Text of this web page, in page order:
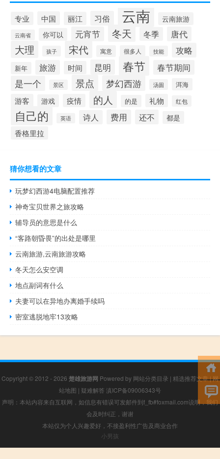
专业 中国 丽江 习俗 云南 云南旅游
云南省 你可以 元宵节 冬天 冬季 唐代
大理 孩子 宋代 寓意 很多人 技能 攻略
新年 旅游 时间 昆明 春节 春节期间
是一个 景区 景点 梦幻西游 汤圆 洱海
游客 游戏 疫情 的人 的是 礼物 红包
自己的 英语 诗人 费用 还不 都是
香格里拉
猜你想看的文章
玩梦幻西游4电脑配置推荐
神奇宝贝世界之旅攻略
辅导员的意思是什么
“客路朝昏畏”的出处是哪里
云南旅游,云南旅游攻略
冬天怎么安空调
地点副词有什么
夫妻可以在异地办离婚手续吗
密室逃脱地牢13攻略
Copyright © 2012 - 2026 楚雄旅游网 Powered by 网站分类目录 | 精选推荐文章|网
站地图 | 疑难解答 滇ICP备09006343号
声明：本站内容来自互联网，如信息有错误可发邮件到f_fb#foxmail.com说明，我们
会及时纠正，谢谢
本站仅为个人兴趣爱好，不接盈利性广告及商业合作
小男孩